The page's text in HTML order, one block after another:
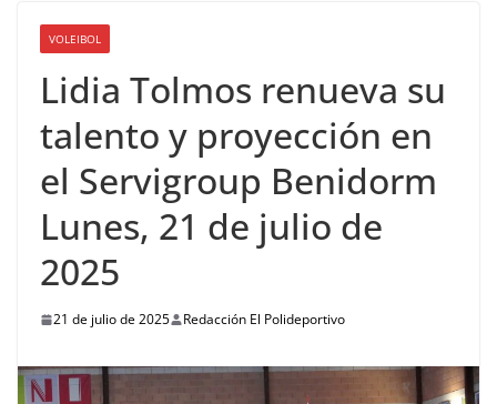
VOLEIBOL
Lidia Tolmos renueva su
talento y proyección en
el Servigroup Benidorm
Lunes, 21 de julio de
2025
21 de julio de 2025 Redacción El Polideportivo